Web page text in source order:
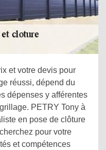
et votre devis pour
réussi, dépend du
dépenses y afférentes
PETRY Tony à
en pose de clôture
pour votre
et compétences